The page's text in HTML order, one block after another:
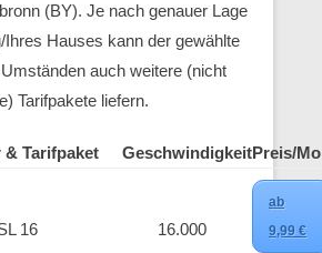
(BY). Je nach genauer Lage
Ihres Hauses kann der gewählte
auch weitere (nicht
Tarifpakete liefern.
& Tarifpaket GeschwindigkeitPreis/
16
16.000
ab
9,99 €